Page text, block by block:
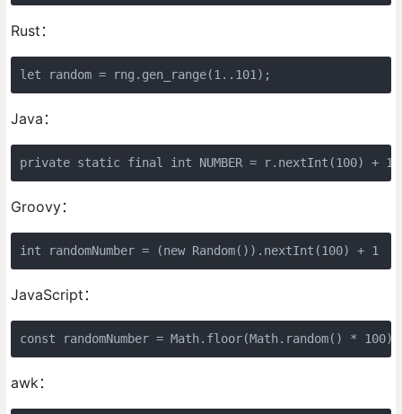
Rust：
let random = rng.gen_range(1..101);
Java：
private static final int NUMBER = r.nextInt(100) + 1;
Groovy：
int randomNumber = (new Random()).nextInt(100) + 1
JavaScript：
const randomNumber = Math.floor(Math.random() * 100)
awk：